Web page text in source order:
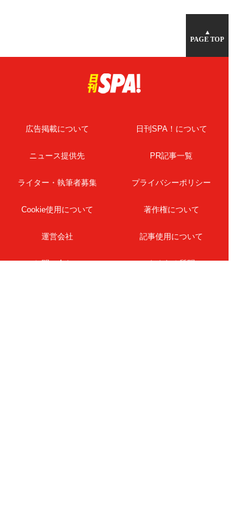
▲
PAGE TOP
広告掲載について 日刊SPA！について
ニュース提供先 PR記事一覧
ライター・執筆者募集 プライバシーポリシー
Cookie使用について 著作権について
運営会社 記事使用について
お問い合わせ よくある質問